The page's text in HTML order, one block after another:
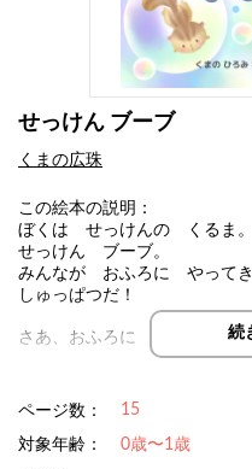
せっけん ブーブ
くまの広珠
この絵本の説明：
ぼくは せっけんの くるま。
せっけん ブーブ。
みんなが おふろに やって
しゅっぱつだ！
さあ、おふろに はいってきた
お風呂が大好きな子もいれば
手な子もいますよね。
でも大丈夫！
続
ページ数： 15
対象年齢：
0歳〜1歳